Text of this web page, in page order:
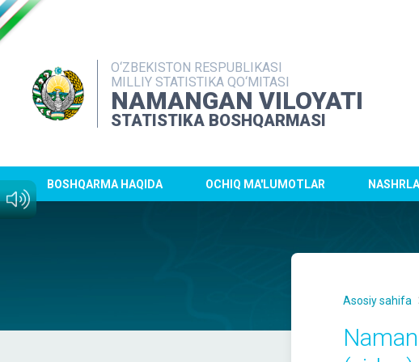
O‘ZBEKISTON RESPUBLIKASI
MILLIY STATISTIKA QO‘MITASI
NAMANGAN VILOYATI
STATISTIKA BOSHQARMASI
BOSHQARMA HAQIDA OCHIQ MA'LUMOTLAR
Asosiy sahifa